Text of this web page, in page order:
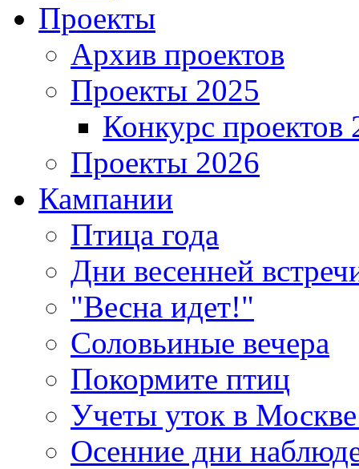
Проекты
Архив проектов
Проекты 2025
Конкурс проектов
Проекты 2026
Кампании
Птица года
Дни весенней
"Весна идет!"
Соловьиные вечера
Покормите птиц
Учеты уток в
Осенние дни